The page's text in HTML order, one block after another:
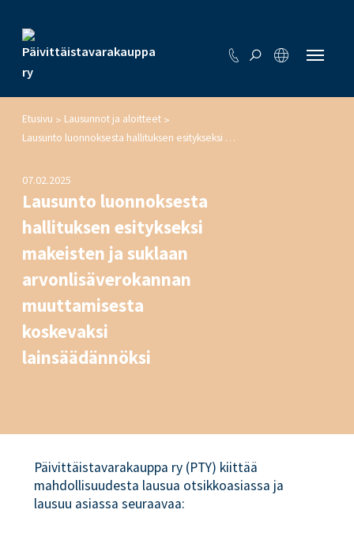
Etusivu > Lausunnot ja aloitteet >
Lausunto luonnoksesta hallituksen esitykseksi makeisten ja suklaan arvonlisäverokannan muuttamisesta koskevaksi lainsäädännöksi
07.02.2025
Lausunto luonnoksesta
hallituksen esitykseksi
makeisten ja suklaan
arvonlisäverokannan
muuttamisesta
koskevaksi
lainsäädännöksi
Päivittäistavarakauppa ry (PTY) kiittää
mahdollisuudesta lausua otsikkoasiassa ja
lausuu asiassa seuraavaa: